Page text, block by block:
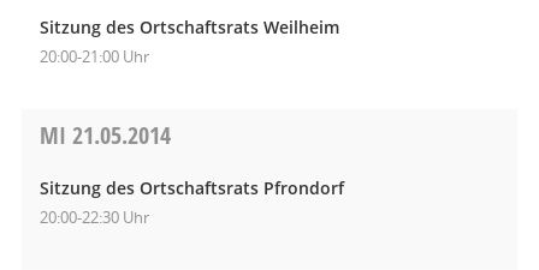
Sitzung des Ortschaftsrats Weilheim
20:00-21:00 Uhr
MI 21.05.2014
Sitzung des Ortschaftsrats Pfrondorf
20:00-22:30 Uhr